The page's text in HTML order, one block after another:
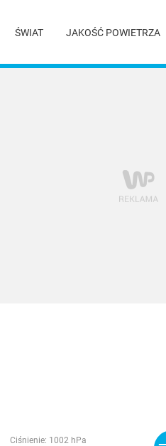
ŚWIAT JAKOŚĆ POWIETRZA
Ciśnienie: 1002 hPa